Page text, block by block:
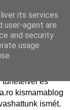
50 éves
tüneteivel és
kismamablog
ismét.
its services
user-agent are
and security
usage